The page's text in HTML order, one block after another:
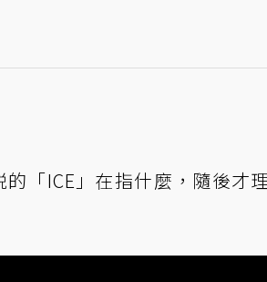
「ICE」在指什麼，隨後才